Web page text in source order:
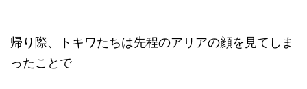
帰り際、トキワたちは先程のアリアの顔を見てしま
ったことで